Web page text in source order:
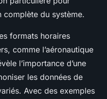
complète du système.
formats horaires
comme l’aéronautique
l’importance d’une
les données de
Avec des exemples